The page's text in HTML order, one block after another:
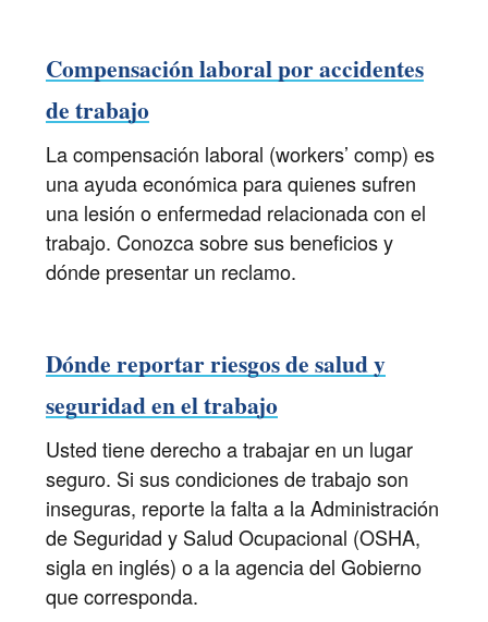
Compensación laboral por accidentes
de trabajo
La compensación laboral (workers’ comp) es
una ayuda económica para quienes sufren
una lesión o enfermedad relacionada con el
trabajo. Conozca sobre sus beneficios y
dónde presentar un reclamo.
Dónde reportar riesgos de salud y
seguridad en el trabajo
Usted tiene derecho a trabajar en un lugar
seguro. Si sus condiciones de trabajo son
inseguras, reporte la falta a la Administración
de Seguridad y Salud Ocupacional (OSHA,
sigla en inglés) o a la agencia del Gobierno
que corresponda.